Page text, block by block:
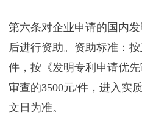
第六条对企业申请的国内
后进行资助。资助标准：
件，按《发明专利申请优
审查的3500元/件，进入实
文日为准。